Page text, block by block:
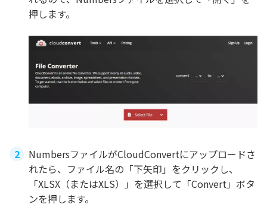
押します。
NumbersファイルがCloudConvertにアップロードさ
れたら、ファイル名の「下矢印」をクリックし、
「XLSX（またはXLS）」を選択して「Convert」ボタ
ンを押します。